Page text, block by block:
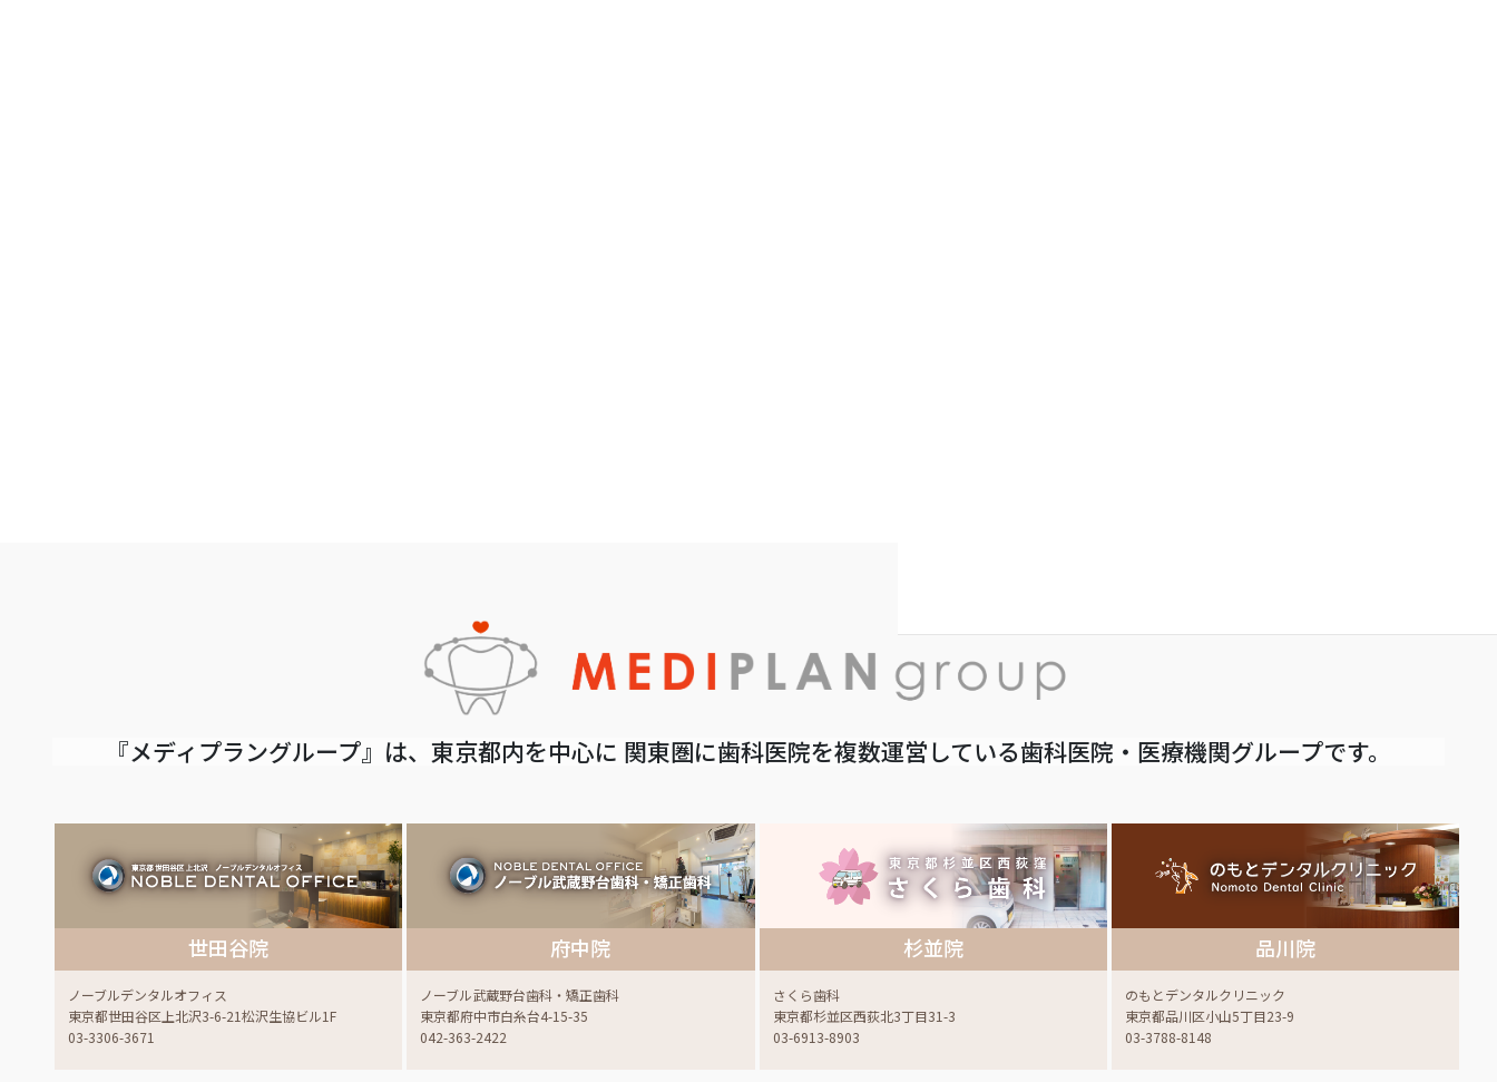
『メディプラングループ』は、東京都内を中心に 関東圏に歯科医院を複数運営している歯科医院・医療機関グループです。
世田谷院
ノーブルデンタルオフィス
東京都世田谷区上北沢3-6-21松沢生協ビル1F
03-3306-3671
府中院
ノーブル武蔵野台歯科・矯正歯科
東京都府中市白糸台4-15-35
042-363-2422
杉並院
さくら歯科
東京都杉並区西荻北3丁目31-3
03-6913-8903
品川院
のもとデンタルクリニック
東京都品川区小山5丁目23-9
03-3788-8148